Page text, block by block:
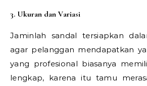
3. Ukuran dan Variasi
Jaminlah sandal tersiapkan
agar pelanggan mendapatkan
yang profesional biasanya
lengkap, karena itu tamu